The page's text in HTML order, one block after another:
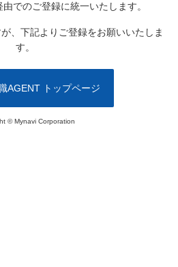
でのご登録に統一いたします。
、下記よりご登録をお願いいたしま
す。
AGENT トップページ
© Mynavi Corporation